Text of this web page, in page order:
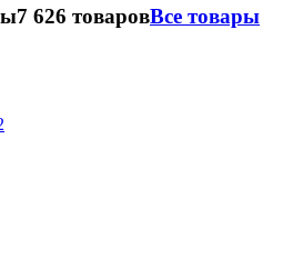
7 626 товаровВсе товары